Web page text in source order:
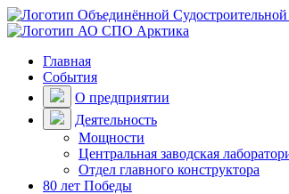
Главная
События
О предприятии
Деятельность
Мощности
Центральная заводская
Отдел главного конструктора
80 лет Победы